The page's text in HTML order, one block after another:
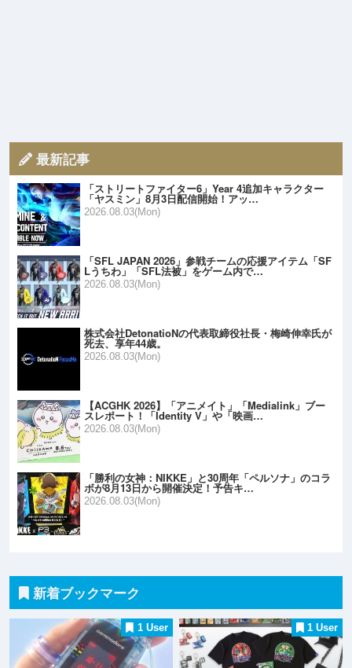
最新記事
「ストリートファイター6」Year 4追加キャラクター
「ヤスミン」8月3日配信開始！アッ…
2026.08.03(Mon)
「SFL JAPAN 2026」参戦チームの応援アイテム「SF
Lうちわ」「SFL法被」をゲーム内で…
2026.08.03(Mon)
株式会社DetonatioNの代表取締役社長・梅崎伸幸氏が
死去、享年44歳。
2026.08.03(Mon)
【ACGHK 2026】「アニメイト」「Medialink」ブー
スレポート！「Identity V」や「映画…
2026.08.03(Mon)
「勝利の女神：NIKKE」と30周年「ペルソナ」のコラ
ボが8月13日から開催決定！予告キ…
2026.08.03(Mon)
新着ブックマーク
1 User 1 User